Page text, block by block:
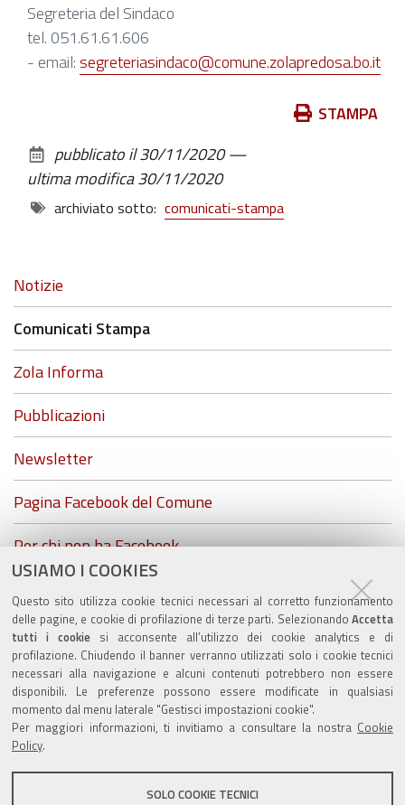
USIAMO I COOKIES
Questo sito utilizza cookie tecnici necessari al corretto funzionamento
delle pagine, e cookie di profilazione di terze parti. Selezionando Accetta
tutti i cookiesi acconsente all’utilizzo dei cookie analytics e di
profilazione. Chiudendo il banner verranno utilizzati solo i cookie tecnici
necessari alla navigazione e alcuni contenuti potrebbero non essere
disponibili. Le preferenze possono essere modificate in qualsiasi
momento dal menu laterale "Gestisci impostazioni cookie".
Per maggiori informazioni, ti invitiamo a consultare la nostra Cookie
Policy.
SOLO COOKIE TECNICI
Segreteria del Sindaco
tel. 051.61.61.606
- email: segreteriasindaco@comune.zolapredosa.bo.it
documento
STAMPA
pubblicato il30/11/2020—
ultima modifica30/11/2020
archiviato sotto: comunicati-stampa
Navigazione
Notizie
Comunicati Stampa
Zola Informa
Pubblicazioni
Newsletter
Pagina Facebook del Comune
Per chi non ha Facebook...
ZolaGram - il canale Telegram del Comune di Zola
Predosa
Valuta questo sito